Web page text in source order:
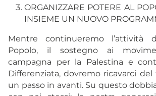
ORGANIZZARE POTERE AL
INSIEME UN NUOVO
Mentre continueremo l’attività
Popolo, il sostegno ai
campagna per la Palestina e
Differenziata, dovremo ricavarci
un passo in avanti. Su questo